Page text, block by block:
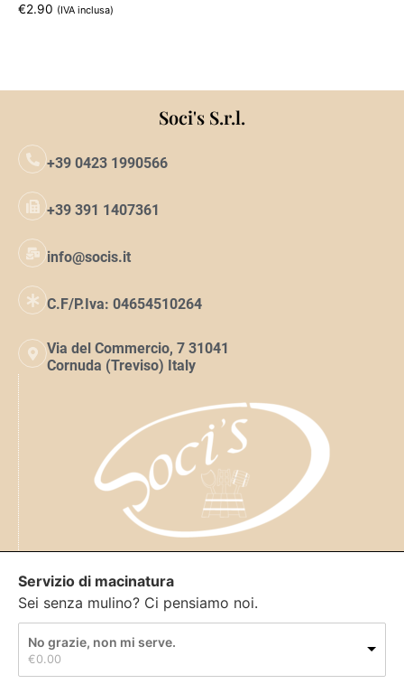
Servizio di macinatura
Sei senza mulino? Ci pensiamo noi.
No grazie, non mi serve.
€0.00
€2.90 (IVA inclusa)
Soci's S.r.l.
+39 0423 1990566
+39 391 1407361
info@socis.it
C.F/P.Iva: 04654510264
Via del Commercio, 7 31041
Cornuda (Treviso) Italy